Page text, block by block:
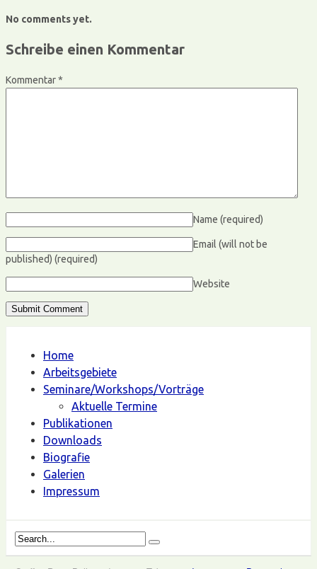
No comments yet.
Schreibe einen Kommentar
Kommentar*
Name (required)
Email (will not be
published) (required)
Website
Home
Arbeitsgebiete
Seminare/Workshops/Vorträge
Aktuelle Termine
Publikationen
Downloads
Biografie
Galerien
Impressum